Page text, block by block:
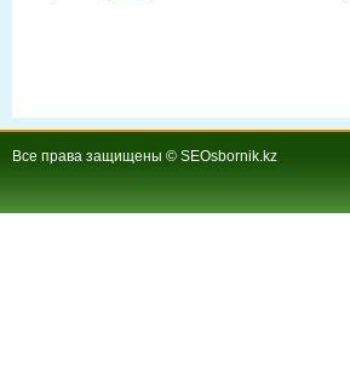
Все права защищены © SEOsbornik.kz